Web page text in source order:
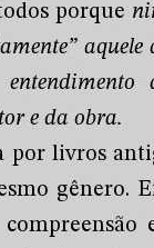
porque
aquele
e da obra.
por livros
gênero.